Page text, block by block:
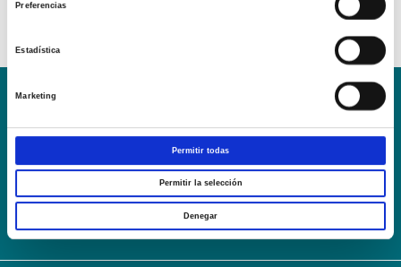
Preferencias
Estadística
Marketing
Permitir todas
Permitir la selección
Denegar
AVISO LEGAL – TÉRMINOS Y CONDICIONES DE SERVICIOS
ONLINE
Política de cookies
Contacto
Webmail User Login